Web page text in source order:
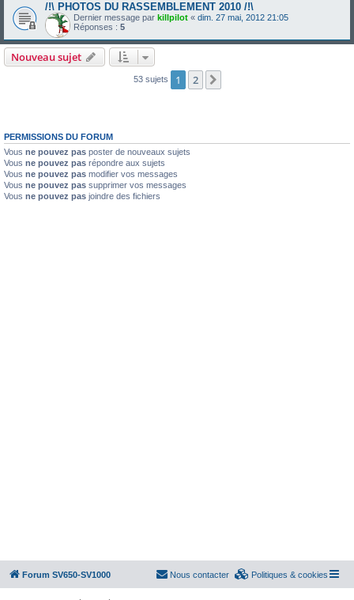
/!\ PHOTOS DU RASSEMBLEMENT 2010 /!\
Dernier message par killpilot « dim. 27 mai, 2012 21:05
Réponses : 5
Nouveau sujet
53 sujets 1 2
PERMISSIONS DU FORUM
Vous ne pouvez pas poster de nouveaux sujets
Vous ne pouvez pas répondre aux sujets
Vous ne pouvez pas modifier vos messages
Vous ne pouvez pas supprimer vos messages
Vous ne pouvez pas joindre des fichiers
Forum SV650-SV1000 Politiques & cookies
Nous contacter